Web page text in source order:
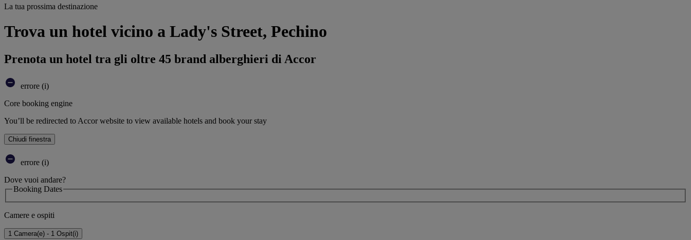
La tua prossima destinazione
Trova un hotel vicino a Lady's Street, Pechino
Prenota un hotel tra gli oltre 45 brand alberghieri di Accor
errore (i)
Core booking engine
You’ll be redirected to Accor website to view available hotels and book your stay
Chiudi finestra
errore (i)
Dove vuoi andare?
Booking Dates
Camere e ospiti
1 Camera(e) - 1 Ospit(i)